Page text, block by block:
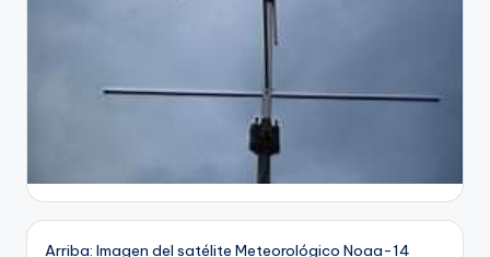
Arriba: Imagen del satélite Meteorológico Noaa-14